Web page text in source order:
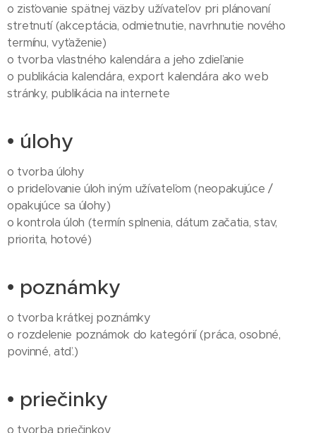
o zisťovanie spätnej väzby užívateľov pri plánovaní
stretnutí (akceptácia, odmietnutie, navrhnutie nového
termínu, vyťaženie)
o tvorba vlastného kalendára a jeho zdieľanie
o publikácia kalendára, export kalendára ako web
stránky, publikácia na internete
• úlohy
o tvorba úlohy
o prideľovanie úloh iným užívateľom (neopakujúce /
opakujúce sa úlohy)
o kontrola úloh (termín splnenia, dátum začatia, stav,
priorita, hotové)
• poznámky
o tvorba krátkej poznámky
o rozdelenie poznámok do kategórií (práca, osobné,
povinné, atď.)
• priečinky
o tvorba priečinkov